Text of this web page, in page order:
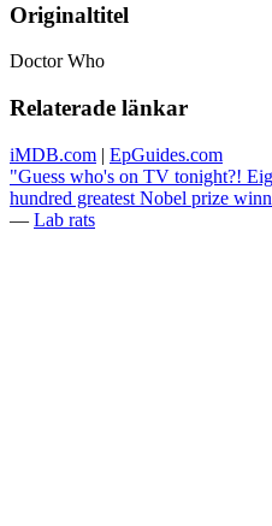
Originaltitel
Doctor Who
Relaterade länkar
iMDB.com | EpGuides.com
"Guess who's on TV tonight?!
hundred greatest Nobel prize
— Lab rats